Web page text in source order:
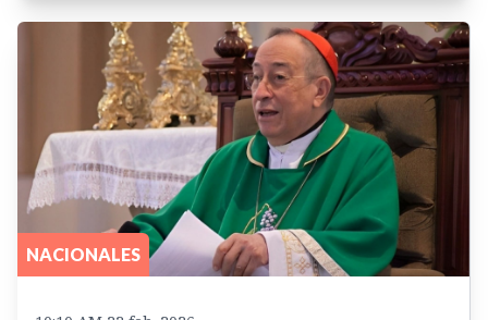
NACIONALES